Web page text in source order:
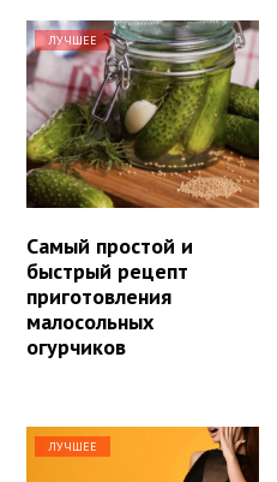
ЛУЧШЕЕ
Самый простой и
быстрый рецепт
приготовления
малосольных
огурчиков
ЛУЧШЕЕ